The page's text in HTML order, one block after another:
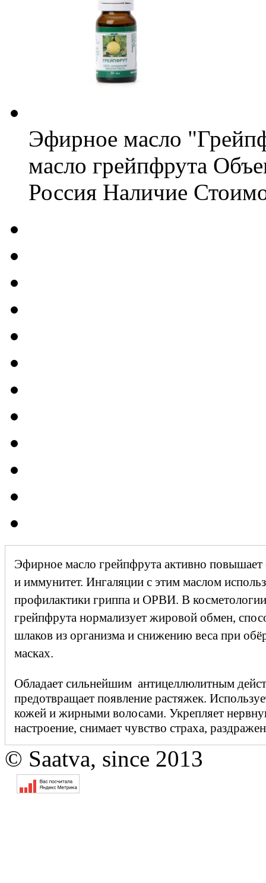
Эфирное масло
масло грейпфрута
Россия Наличие
Эфирное масло грейпфрута активно
и иммунитет. Ингаляции с этим маслом
профилактики гриппа и ОРВИ. В
грейпфрута нормализует жировой обмен,
шлаков из организма и снижению веса при
масках.
Обладает сильнейшим антицеллюлитным
предотвращает появление растяжек.
кожей и жирными волосами. Укрепляет
настроение, снимает чувство страха,
© Saatva, since 2013